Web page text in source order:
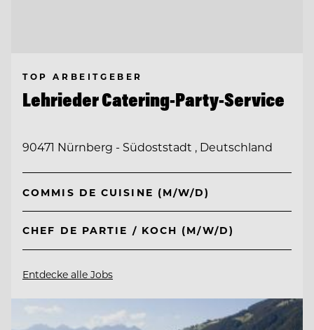
TOP ARBEITGEBER
Lehrieder Catering-Party-Service
90471 Nürnberg - Südoststadt , Deutschland
COMMIS DE CUISINE (M/W/D)
CHEF DE PARTIE / KOCH (M/W/D)
Entdecke alle Jobs